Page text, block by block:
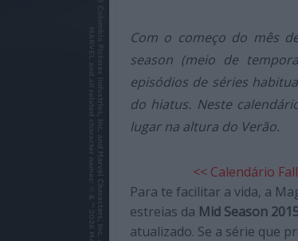
tendências
entretenimento
qualidade
com
pop.
Com o começo do mês
season (meio de
episódios de séries
do hiatus. Neste
lugar na altura do Verão.
<< Calendário
Para te facilitar a vida, a
estreias da Mid Season
atualizado. Se a série que